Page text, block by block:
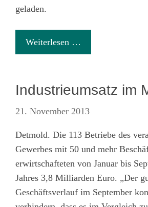
geladen.
Weiterlesen …
Industrieumsatz im
21. November 2013
Detmold. Die 113 Betriebe des
Gewerbes mit 50 und mehr
erwirtschafteten von Januar bis
Jahres 3,8 Milliarden Euro. „Der
Geschäftsverlauf im September